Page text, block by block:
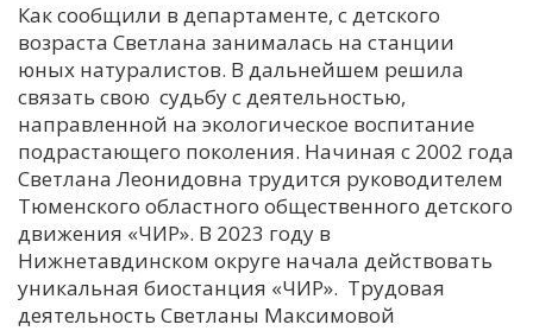
Как сообщили в департаменте, с детского
возраста Светлана занималась на станции
юных натуралистов. В дальнейшем решила
связать свою судьбу с деятельностью,
направленной на экологическое воспитание
подрастающего поколения. Начиная с 2002 года
Светлана Леонидовна трудится руководителем
Тюменского областного общественного детского
движения «ЧИР». В 2023 году в
Нижнетавдинском округе начала действовать
уникальная биостанция «ЧИР». Трудовая
деятельность Светланы Максимовой